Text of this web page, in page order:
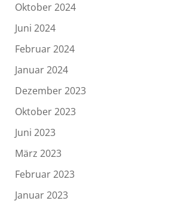
Oktober 2024
Juni 2024
Februar 2024
Januar 2024
Dezember 2023
Oktober 2023
Juni 2023
März 2023
Februar 2023
Januar 2023